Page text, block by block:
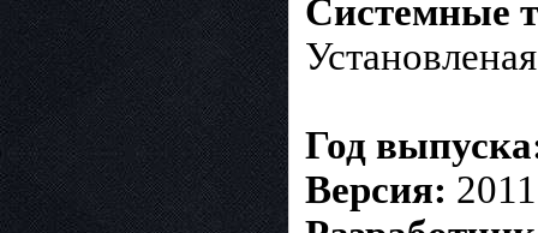
Системные
Год
Версия: